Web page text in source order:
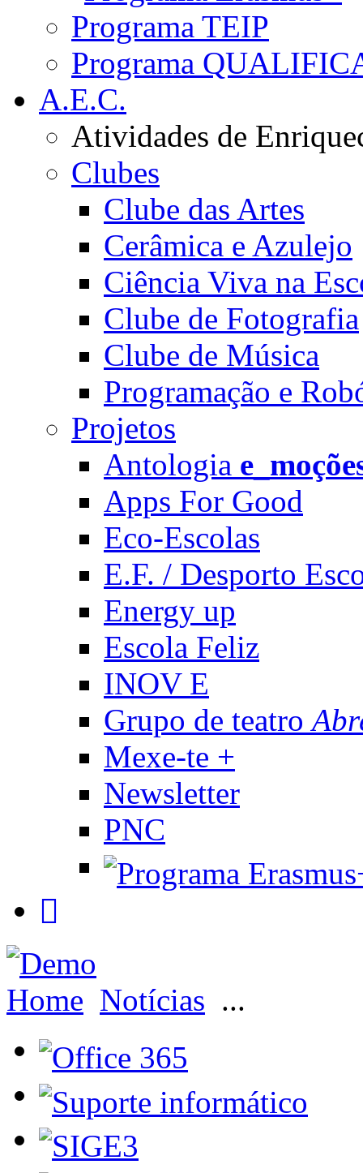
Programa TEIP
Programa
A.E.C.
Atividades de
Clubes
Clube das Artes
Cerâmica e Azulejo
Ciência Viva na
Clube de Fotografia
Clube de Música
Programação e
Projetos
Antologia
Apps For Good
Eco-Escolas
E.F. / Desporto
Energy up
Escola Feliz
INOV E
Grupo de teatro
Mexe-te +
Newsletter
PNC
Home Notícias ...